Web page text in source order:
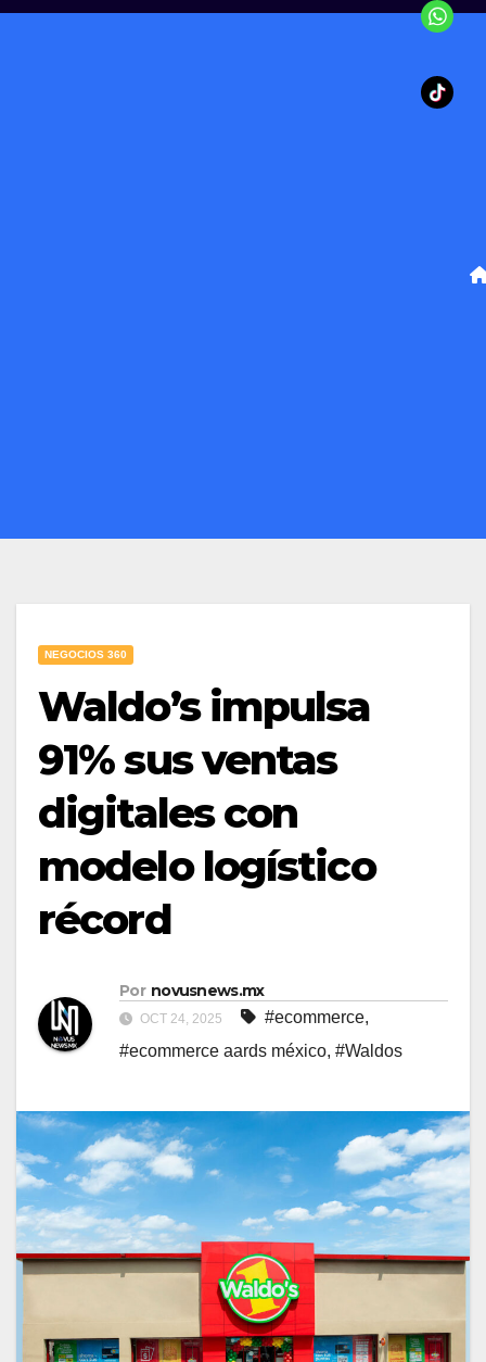
NEGOCIOS 360
Waldo’s impulsa
91% sus ventas
digitales con
modelo logístico
récord
Por novusnews.mx
OCT 24, 2025 #ecommerce,
#ecommerce aards méxico, #Waldos